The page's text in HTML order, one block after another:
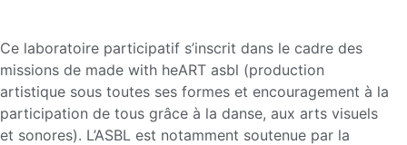
Ce laboratoire participatif s’inscrit dans le cadre des
missions de made with heART asbl (production
artistique sous toutes ses formes et encouragement à la
participation de tous grâce à la danse, aux arts visuels
et sonores). L’ASBL est notamment soutenue par la